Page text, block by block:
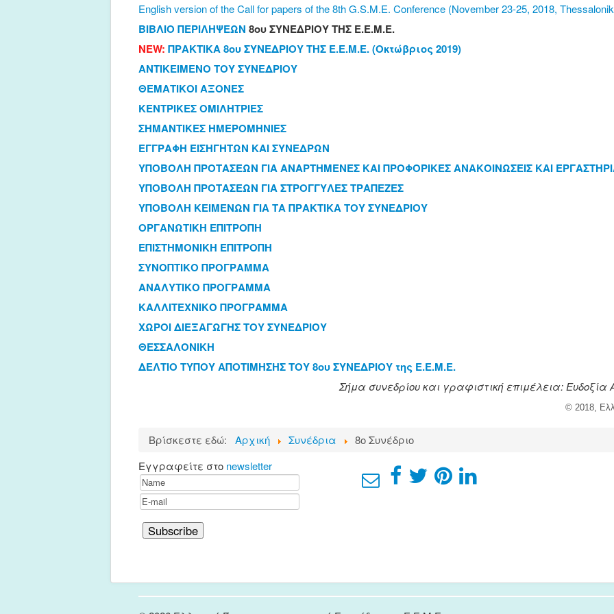
English version of the Call for papers of the 8th G.S.M.E. Conference (November 23-25, 2018,
ΒΙΒΛΙΟ ΠΕΡΙΛΗΨΕΩΝ 8ου ΣΥΝΕΔΡΙΟΥ ΤΗΣ Ε.Ε.Μ.Ε.
NEW: ΠΡΑΚΤΙΚΑ 8ου ΣΥΝΕΔΡΙΟΥ ΤΗΣ Ε.Ε.Μ.Ε. (Oκτώβριος 2019)
ΑΝΤΙΚΕΙΜΕΝΟ ΤΟΥ ΣΥΝΕΔΡΙΟΥ
ΘΕΜΑΤΙΚΟΙ ΑΞΟΝΕΣ
ΚΕΝΤΡΙΚΕΣ ΟΜΙΛΗΤΡΙΕΣ
ΣΗΜΑΝΤΙΚΕΣ ΗΜΕΡΟΜΗΝΙΕΣ
ΕΓΓΡΑΦΗ ΕΙΣΗΓΗΤΩΝ ΚΑΙ ΣΥΝΕΔΡΩΝ
ΥΠΟΒΟΛΗ ΠΡΟΤΑΣΕΩΝ ΓΙΑ ΑΝΑΡΤΗΜΕΝΕΣ ΚΑΙ ΠΡΟΦΟΡΙΚΕΣ ΑΝΑΚΟΙΝΩΣΕΙΣ ΚΑΙ
ΥΠΟΒΟΛΗ ΠΡΟΤΑΣΕΩΝ ΓΙΑ ΣΤΡΟΓΓΥΛΕΣ ΤΡΑΠΕΖΕΣ
ΥΠΟΒΟΛΗ ΚΕΙΜΕΝΩΝ ΓΙΑ ΤΑ ΠΡΑΚΤΙΚΑ ΤΟΥ ΣΥΝΕΔΡΙΟΥ
ΟΡΓΑΝΩΤΙΚΗ ΕΠΙΤΡΟΠΗ
ΕΠΙΣΤΗΜΟΝΙΚΗ ΕΠΙΤΡΟΠΗ
ΣΥΝΟΠΤΙΚΟ ΠΡΟΓΡΑΜΜΑ
ΑΝΑΛΥΤΙΚΟ ΠΡΟΓΡΑΜΜΑ
ΚΑΛΛΙΤΕΧΝΙΚΟ ΠΡΟΓΡΑΜΜΑ
ΧΩΡΟΙ ΔΙΕΞΑΓΩΓΗΣ ΤΟΥ ΣΥΝΕΔΡΙΟΥ
ΘΕΣΣΑΛΟΝΙΚΗ
ΔΕΛΤΙΟ ΤΥΠΟΥ ΑΠΟΤΙΜΗΣΗΣ ΤΟΥ 8ου ΣΥΝΕΔΡΙΟΥ της Ε.Ε.Μ.Ε.
Σήμα συνεδρίου και γραφιστική επιμέλεια: Ευδοξία
© 2018,
Βρίσκεστε εδώ: Αρχική Συνέδρια
8ο Συνέδριο
Εγγραφείτε στο newsletter